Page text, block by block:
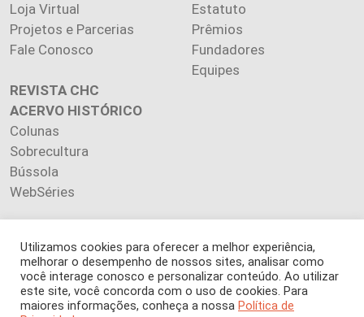
Loja Virtual
Projetos e Parcerias
Fale Conosco
Estatuto
Prêmios
Fundadores
Equipes
REVISTA CHC
ACERVO HISTÓRICO
Colunas
Sobrecultura
Bússola
WebSéries
Copyright 2026 INSTITUTO CIÊNCIA HOJE. Todos os direitos
reservados.
Os artigos publicados na revista refletem exclusivamente a
Utilizamos cookies para oferecer a melhor experiência,
melhorar o desempenho de nossos sites, analisar como
você interage conosco e personalizar conteúdo. Ao utilizar
este site, você concorda com o uso de cookies. Para
maiores informações, conheça a nossa Política de